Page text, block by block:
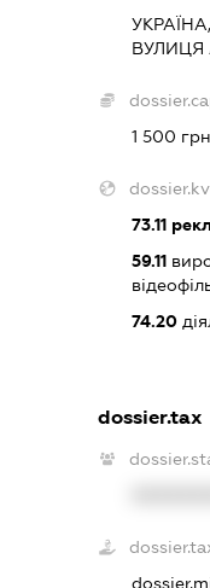
ВУЛИЦЯ
1 500
73.11
59.11
74.20
dossier.tax